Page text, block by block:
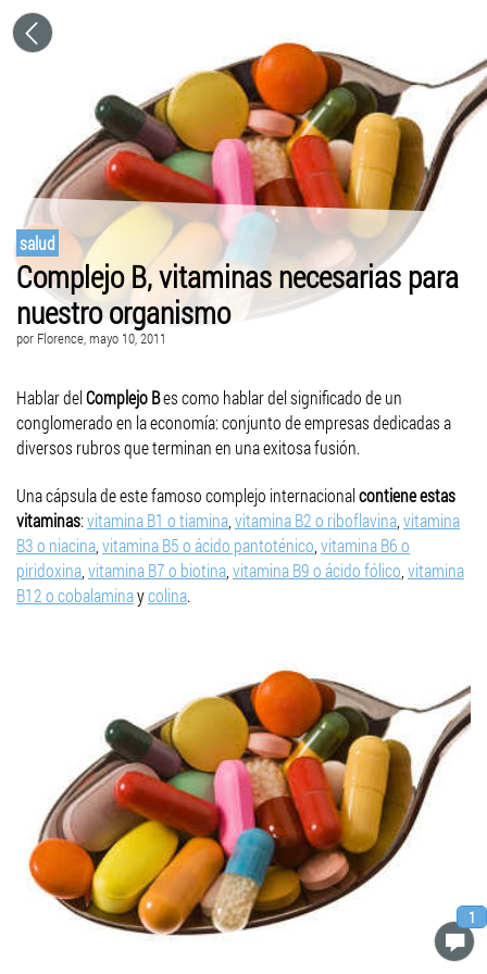
salud
Complejo B, vitaminas necesarias para
nuestro organismo
por Florence, mayo 10, 2011
Hablar delComplejo Bes como hablar del significado de un
conglomerado en la economía: conjunto de empresas dedicadas a
diversos rubros que terminan en una exitosa fusión.
Una cápsula de este famoso complejo internacionalcontiene estas
vitaminas:vitamina B1 o tiamina vitamina B2 o riboflavina vitamina
B3 o niacina vitamina B5 o ácido pantoténico vitamina B6 o
piridoxina vitamina B7 o biotina vitamina B9 o ácido fólico vitamina
B12 o cobalaminaycolina.
1